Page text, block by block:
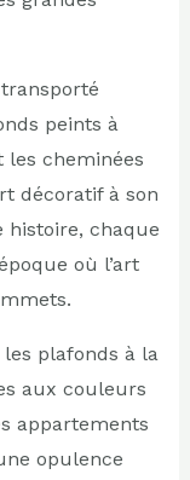
peints à
les cheminées
décoratif à son
histoire, chaque
où l’art
plafonds à la
aux couleurs
appartements
opulence